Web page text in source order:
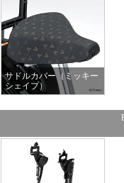
サドルカバー（ミッキー
シェイプ）